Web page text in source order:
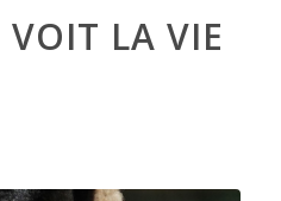
LA VIE